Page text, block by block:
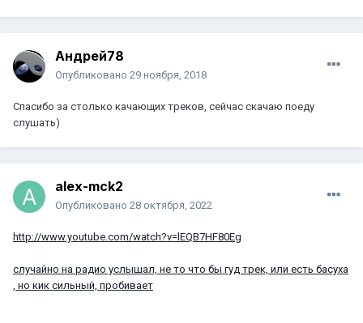
Андрей78
Опубликовано 29 ноября, 2018
Спасибо за столько качающих треков, сейчас скачаю поеду
слушать)
alex-mck2
Опубликовано 28 октября, 2022
http://www.youtube.com/watch?v=lEQB7HF80Eg
случайно на радио услышал, не то что бы гуд трек, или есть басуха
, но кик сильный, пробивает